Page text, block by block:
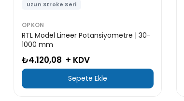
Uzun Stroke Seri
OPKON
RTL Model Lineer Potansiyometre | 30-
1000 mm
₺4.120,08 + KDV
Sepete Ekle